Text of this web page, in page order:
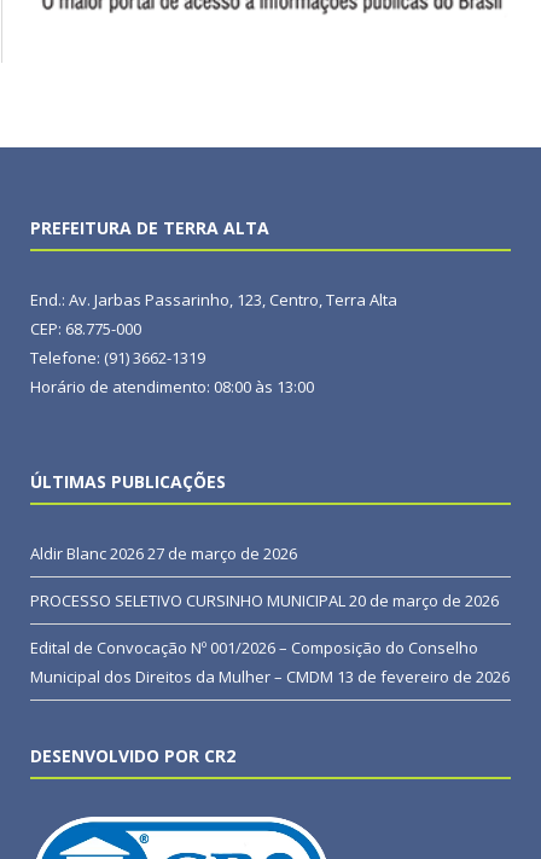
PREFEITURA DE TERRA ALTA
End.: Av. Jarbas Passarinho, 123, Centro, Terra Alta
CEP: 68.775-000
Telefone: (91) 3662-1319
Horário de atendimento: 08:00 às 13:00
ÚLTIMAS PUBLICAÇÕES
Aldir Blanc 202627 de março de 2026
PROCESSO SELETIVO CURSINHO MUNICIPAL20 de março de 2026
Edital de Convocação Nº 001/2026 – Composição do Conselho
Municipal dos Direitos da Mulher – CMDM 13 de fevereiro de 2026
DESENVOLVIDO POR CR2